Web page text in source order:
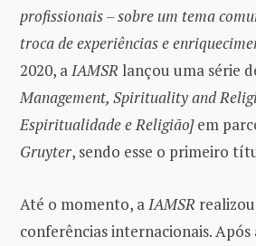
profissionais – sobre um tema
troca de experiências e
2020, aIAMSR lançou uma série
Management, Spirituality and
Espiritualidade e Religião]em
Gruyter, sendo esse o primeiro
Até o momento, aIAMSR
conferências internacionais.